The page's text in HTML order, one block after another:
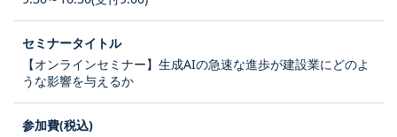
【オンラインセミナー】生成AIの急速な進歩が建設業にどのよ
うな影響を与えるか